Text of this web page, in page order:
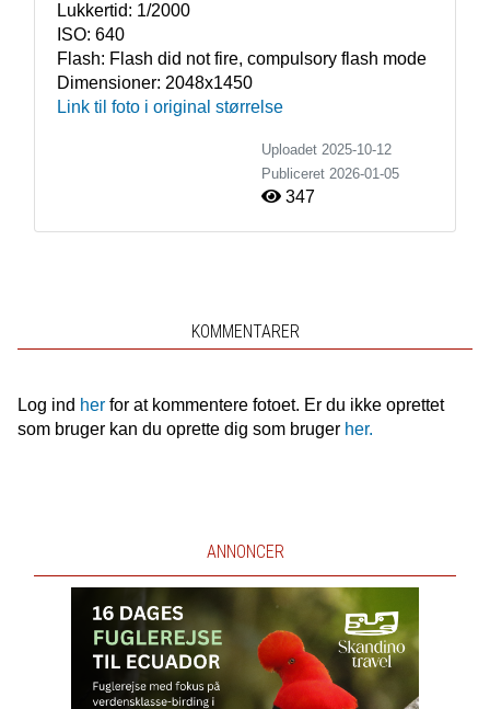
Lukkertid: 1/2000
ISO: 640
Flash: Flash did not fire, compulsory flash mode
Dimensioner: 2048x1450
Link til foto i original størrelse
Uploadet 2025-10-12
Publiceret 2026-01-05
347
KOMMENTARER
Log ind herfor at kommentere fotoet. Er du ikke oprettet
som bruger kan du oprette dig som bruger her.
ANNONCER